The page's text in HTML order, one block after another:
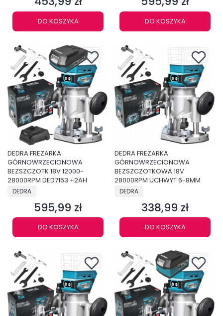
DO KOSZYKA DO KOSZYKA
DEDRA FREZARKA
GÓRNOWRZECIONOWA
BEZSZCZOTK 18V 12000-
28000RPM DED7163 +2AH
PRODUCENT
DEDRA
Cena
595,99 zł
DO KOSZYKA
DEDRA FREZARKA
GÓRNOWRZECIONOWA
BEZSZCZOTKOWA 18V
28000RPM UCHWYT 6-8MM
PRODUCENT
DEDRA
Cena
338,99 zł
DO KOSZYKA